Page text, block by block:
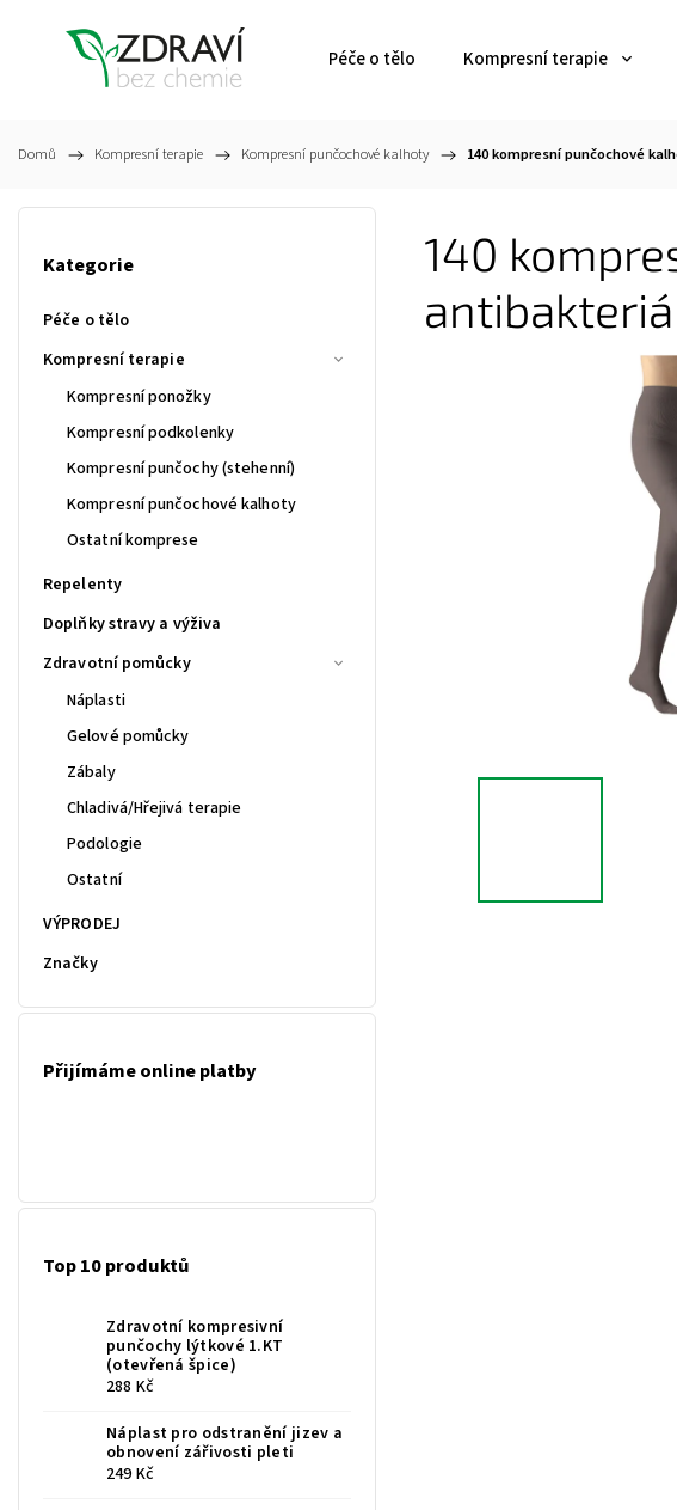
Péče o tělo Kompresní terapie
Domů / Kompresní terapie / Kompresní punčochové kalhoty / 140 kompresní punčochové
Kategorie
Péče o tělo
Kompresní terapie
Kompresní ponožky
Kompresní podkolenky
Kompresní punčochy (stehenní)
Kompresní punčochové kalhoty
Ostatní komprese
Repelenty
Doplňky stravy a výživa
Zdravotní pomůcky
Náplasti
Gelové pomůcky
Zábaly
Chladivá/Hřejivá terapie
Podologie
Ostatní
VÝPRODEJ
Značky
Přijímáme online platby
Top 10 produktů
Zdravotní kompresivní
punčochy lýtkové 1.KT
(otevřená špice)
288 Kč
Náplast pro odstranění jizev a
obnovení zářivosti pleti
249 Kč
140